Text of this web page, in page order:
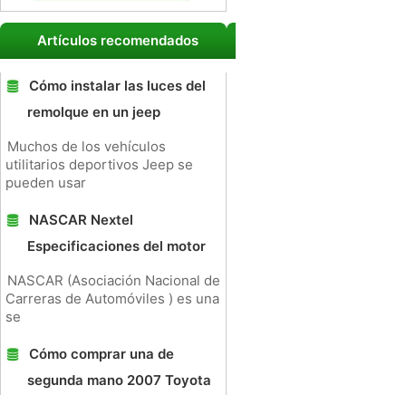
Artículos recomendados
Cómo instalar las luces del
remolque en un jeep
Muchos de los vehículos
utilitarios deportivos Jeep se
pueden usar
NASCAR Nextel
Especificaciones del motor
NASCAR (Asociación Nacional de
Carreras de Automóviles ) es una
se
Cómo comprar una de
segunda mano 2007 Toyota